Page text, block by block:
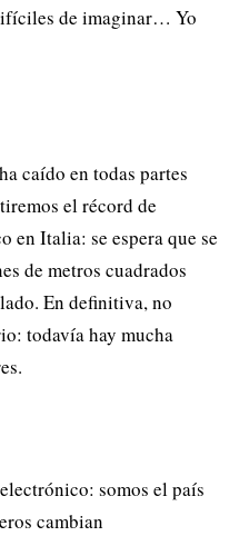
de imaginar… Yo
caído en todas partes
el récord de
en Italia: se espera que se
de metros cuadrados
En definitiva, no
todavía hay mucha
somos el país
cambian